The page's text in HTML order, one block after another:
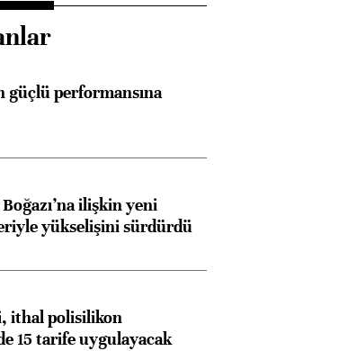
konusunda Unicredit ile
güçlü performansına
ilişkin yeni
yükselişini sürdürdü
ithal polisilikon
15 tarife uygulayacak